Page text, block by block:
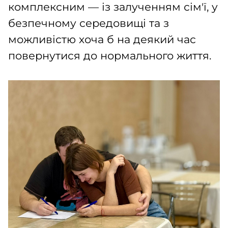
комплексним — із залученням сім'ї, у
безпечному середовищі та з
можливістю хоча б на деякий час
повернутися до нормального життя.